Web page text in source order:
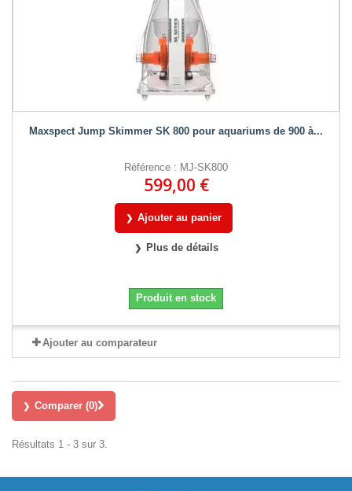
Maxspect Jump Skimmer SK 800 pour aquariums de 900 à...
Référence : MJ-SK800
599,00 €
Ajouter au panier
Plus de détails
Produit en stock
Ajouter au comparateur
Comparer (0)
Résultats 1 - 3 sur 3.